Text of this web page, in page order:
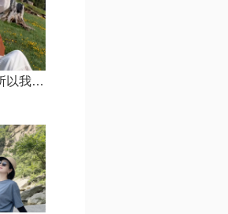
知道你会来 所以我还在